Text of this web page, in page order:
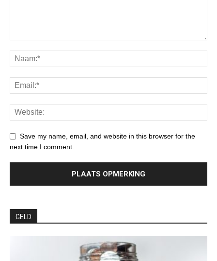
Save my name, email, and website in this browser for the
next time I comment.
GELD